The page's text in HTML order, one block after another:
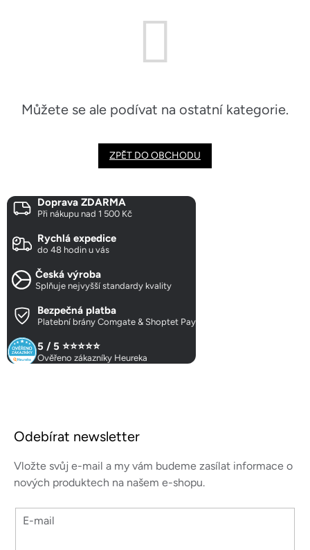
Můžete se ale podívat na ostatní kategorie.
ZPĚT DO OBCHODU
Doprava ZDARMA
Při nákupu nad 1 500 Kč
Rychlá expedice
do 48 hodin u vás
Česká výroba
Splňuje nejvyšší standardy kvality
Bezpečná platba
Platební brány Comgate & Shoptet Pay
5 / 5 ⭐⭐⭐⭐⭐
Ověřeno zákazníky Heureka
Odebírat newsletter
Vložte svůj e-mail a my vám budeme zasílat informace o
nových produktech na našem e-shopu.
E-mail